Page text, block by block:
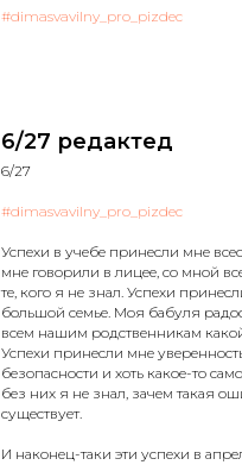
#dimasvavilny_pro_pizdec
6/27 редактед
6/27
#dimasvavilny_pro_pizdec
Успехи в учебе принесли мне
мне говорили в лицее, со мной
те, кого я не знал. Успехи
большой семье. Моя бабуля
всем нашим родственникам
Успехи принесли мне
безопасности и хоть какое-то
без них я не знал, зачем такая
существует.
И наконец-таки эти успехи в